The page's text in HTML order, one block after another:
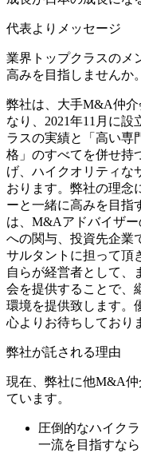
代表よりメッセージ
業界トップクラスのメ
高みを目指しませんか。
弊社は、大手M&A仲
なり、2021年11月に
ラスの実績と「高い専
格」のすべてを併せ持
げ、ハイクオリティな
おります。弊社の理念
ーと一緒に高みを目指
は、M&Aアドバイザ
への関与、投資先企業
サルタントに担って頂
自らが経営者として、
会を提供することで、
環境を提供致します。
心よりお待ちしており
弊社が託される理由
現在、弊社に他M&A
ています。
圧倒的なハイク
一流を目指すな